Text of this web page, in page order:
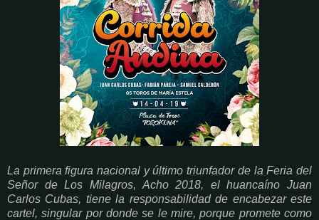
La primera figura nacional y último triunfador de la Feria del
Señor de Los Milagros, Acho 2018, el huancaíno Juan
Carlos Cubas, tiene la responsabilidad de encabezar este
cartel, singular por donde se le mire, porque promete como